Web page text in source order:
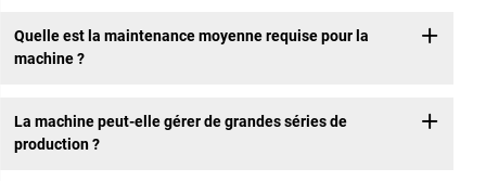
Quelle est la maintenance moyenne requise pour la
machine ?
La machine peut-elle gérer de grandes séries de
production ?